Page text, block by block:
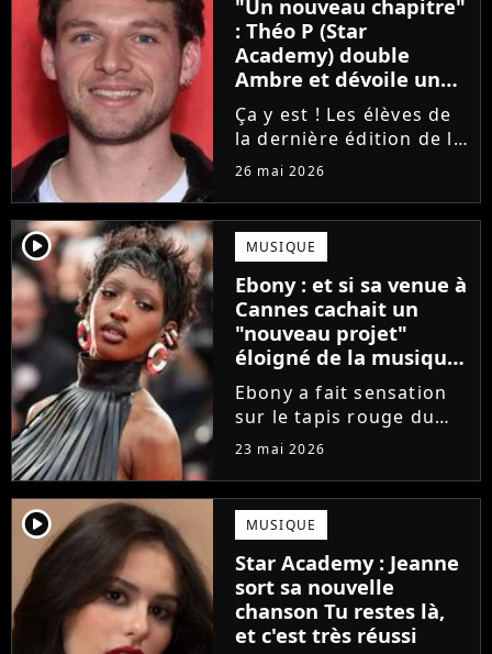
reprogrammé.
"Un nouveau chapitre"
: Théo P (Star
Academy) double
Ambre et dévoile un
premier extrait de son
single
Ça y est ! Les élèves de
la dernière édition de la
Star Academy
publier leurs singles et
c'est Théo P qui sera le
prochain à faire le
grand saut. Découvrez
un extrait...
26 mai 2026
player2 MUSIQUE
Ebony : et si sa venue à
Cannes cachait un
"nouveau projet"
éloigné de la musique
?
Ebony a fait sensation
sur le tapis rouge du
Festival de Cannes 2026.
un "nouveau projet" en
lien avec... le cinéma ?
La finaliste de la Star
Academy divulgue...
23 mai 2026
player2 MUSIQUE
Star Academy : Jeanne
sort sa nouvelle
chanson Tu restes là,
et c'est très réussi